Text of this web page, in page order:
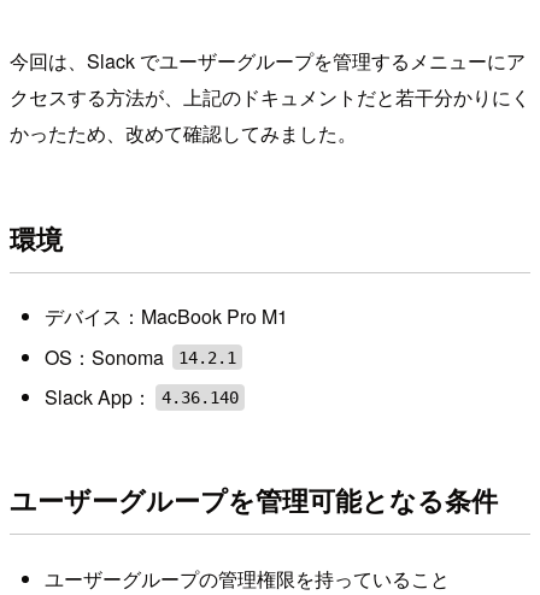
今回は、Slack でユーザーグループを管理するメニューにア
クセスする方法が、上記のドキュメントだと若干分かりにく
かったため、改めて確認してみました。
環境
デバイス：MacBook Pro M1
OS：Sonoma
14.2.1
Slack App： 4.36.140
ユーザーグループを管理可能となる条件
ユーザーグループの管理権限を持っていること